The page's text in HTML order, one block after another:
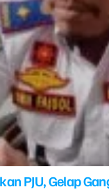
PJU, Gelap